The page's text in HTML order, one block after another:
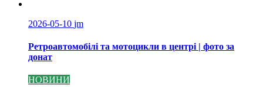
2026-05-10 jm
Ретроавтомобілі та мотоцикли в центрі | фото за
донат
НОВИНИ